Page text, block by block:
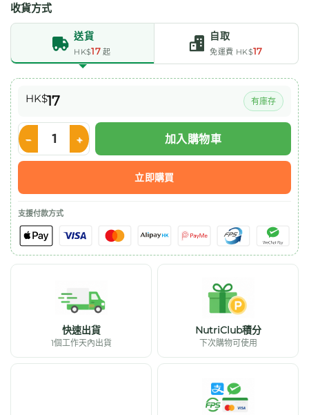
收貨方式
送貨
HK$17 起
自取
免運費 HK$17
HK$17 有庫存
Nestle ULTRACAL® 安體健 ® 營養品 (250 毫升) 1支 數量
加入購物車
立即購買
支援付款方式
快速出貨
1個工作天內出貨
NutriClub積分
下次購物可使用